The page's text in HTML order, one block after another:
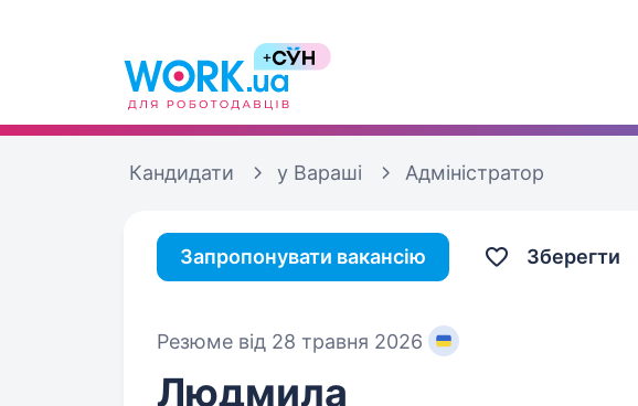
Кандидати у Вараші Адміністратор
Запропонувати вакансію Зберегти
Резюме від 28 травня 2026
Людмила